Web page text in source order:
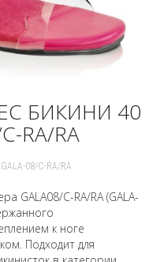
БИКИНИ 40
RA/RA
08/C-RA/RA
GALA08/C-RA/RA (GALA-
к ноге
Подходит для